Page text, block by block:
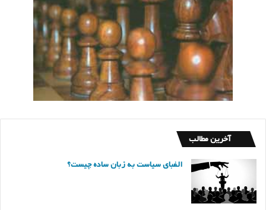
آخرین مطالب
الفبای سیاست به زبان ساده چیست؟